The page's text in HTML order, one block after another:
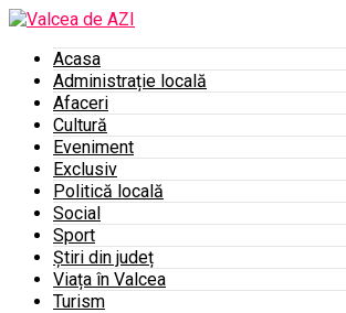
Acasa
Administrație locală
Afaceri
Cultură
Eveniment
Exclusiv
Politică locală
Social
Sport
Știri din județ
Viața în Valcea
Turism